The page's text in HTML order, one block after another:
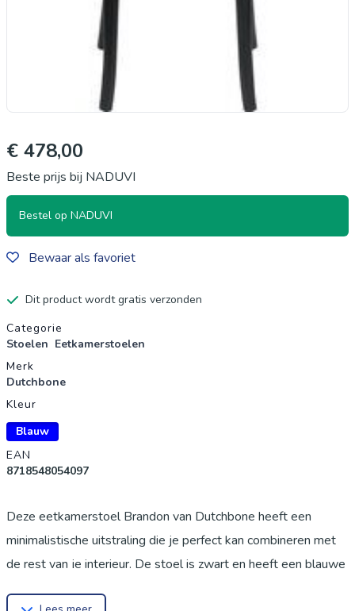
€ 478,00
Beste prijs bij NADUVI
Bestel op NADUVI
Bewaar als favoriet
Dit product wordt gratis verzonden
Productgegevens
Categorie
Stoelen Eetkamerstoelen
Merk
Dutchbone
Kleur
Blauw
EAN
8718548054097
Deze eetkamerstoel Brandon van Dutchbone heeft een
minimalistische uitstraling die je perfect kan combineren met
de rest van je interieur. De stoel is zwart en heeft een blauwe